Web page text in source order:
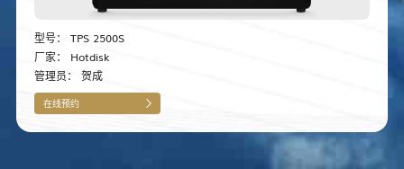
型号： TPS 2500S
厂家： Hotdisk
管理员： 贺成
在线预约